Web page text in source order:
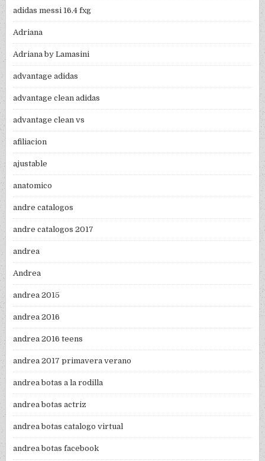
adidas messi 16.4 fxg
Adriana
Adriana by Lamasini
advantage adidas
advantage clean adidas
advantage clean vs
afiliacion
ajustable
anatomico
andre catalogos
andre catalogos 2017
andrea
Andrea
andrea 2015
andrea 2016
andrea 2016 teens
andrea 2017 primavera verano
andrea botas a la rodilla
andrea botas actriz
andrea botas catalogo virtual
andrea botas facebook